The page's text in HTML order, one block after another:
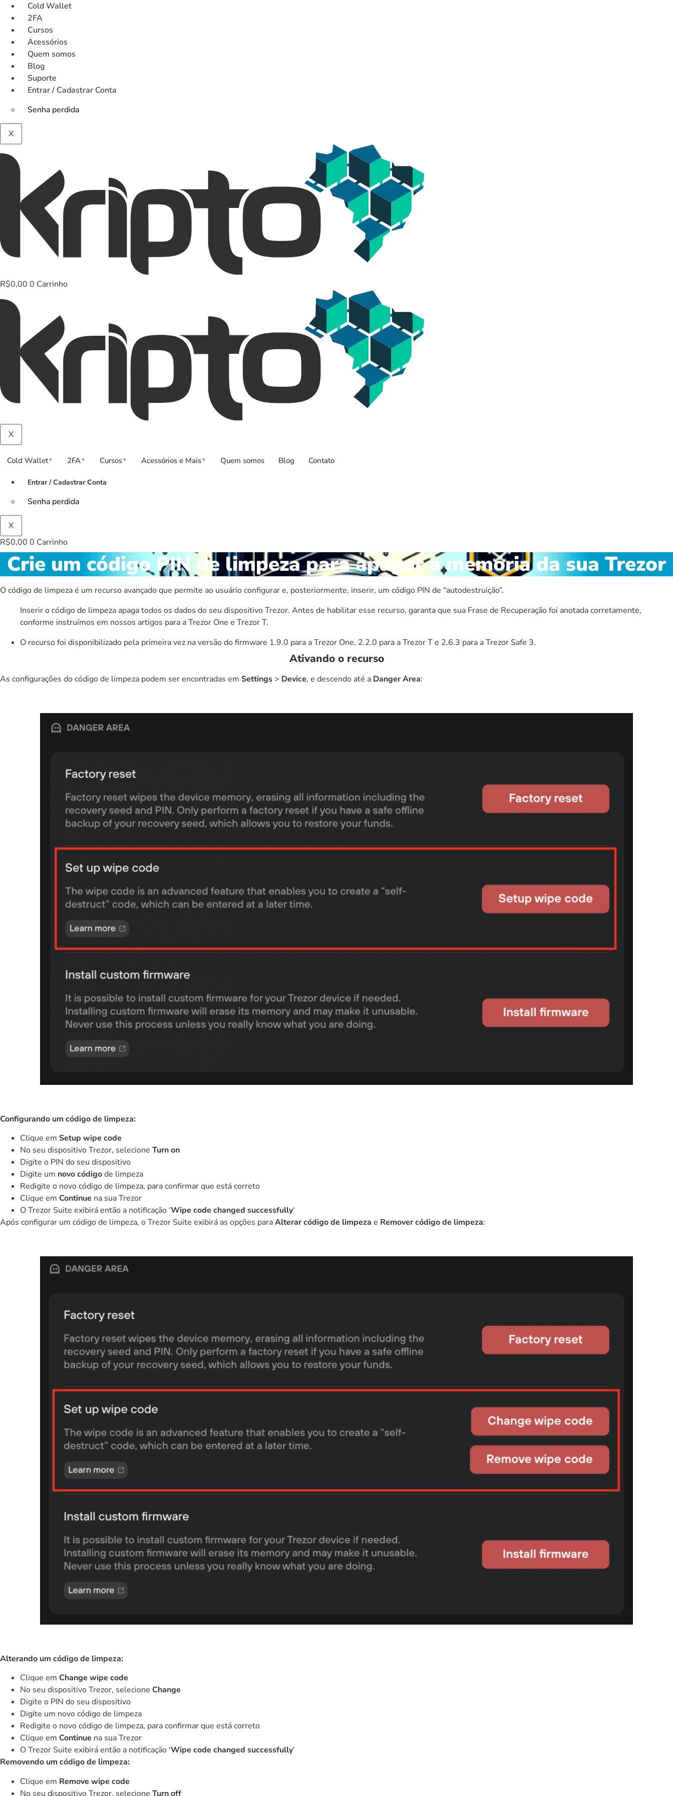
para
conteúdo
Cold Wallet
2FA
Cursos
Acessórios
Quem somos
Blog
Suporte
Entrar / Cadastrar Conta
Senha perdida
X
R$0,00 0 Carrinho
X
Cold Wallet▼ 2FA▼ Cursos▼ Acessórios e Mais▼ Quem somos Blog Contato
Entrar / Cadastrar Conta
Senha perdida
X
R$0,00 0 Carrinho
Crie um código PIN de limpeza para apagar a memória da sua Trezor
O código de limpeza é um recurso avançado que permite ao usuário configurar e, posteriormente, inserir, um código PIN de “autodestruição”.
Inserir o código de limpeza apaga todos os dados do seu dispositivo Trezor. Antes de habilitar esse recurso, garanta que sua Frase de Recuperação foi anotada corretamente,
conforme instruímos em nossos artigos para aTrezor One e Trezor T.
O recurso foi disponibilizado pela primeira vez na versão do firmware 1.9.0 para aTrezor One, 2.2.0 para aTrezor Te 2.6.3 para aTrezor Safe 3.
Ativando o recurso
As configurações do código de limpeza podem ser encontradas em Settings > Device, e descendo até a Danger Area:
Configurando um código de limpeza:
Clique em Setup wipe code
No seu dispositivo Trezor, selecione Turn on
Digite o PIN do seu dispositivo
Digite um novo códigode limpeza
Redigite o novo código de limpeza, para confirmar que está correto
Clique em Continue na sua Trezor
O Trezor Suite exibirá então a notificação ‘Wipe code changed successfully‘
Após configurar um código de limpeza, o Trezor Suite exibirá as opções paraAlterar código de limpeza e Remover código de limpeza:
Alterando um código de limpeza:
Clique em Change wipe code
No seu dispositivo Trezor, selecione Change
Digite o PIN do seu dispositivo
Digite um novo código de limpeza
Redigite o novo código de limpeza, para confirmar que está correto
Clique em Continue na sua Trezor
O Trezor Suite exibirá então a notificação ‘Wipe code changed successfully‘
Removendo um código de limpeza:
Clique em Remove wipe code
No seu dispositivo Trezor, selecione Turn off